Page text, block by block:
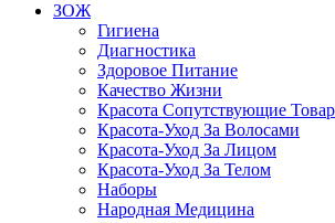
ЗОЖ
Гигиена
Диагностика
Здоровое Питание
Качество Жизни
Красота Сопутствующие
Красота-Уход За Волосами
Красота-Уход За Лицом
Красота-Уход За Телом
Наборы
Народная Медицина